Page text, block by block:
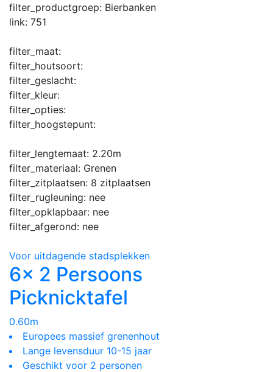
filter_productgroep: Bierbanken
link: 751
filter_maat:
filter_houtsoort:
filter_geslacht:
filter_kleur:
filter_opties:
filter_hoogstepunt:
filter_lengtemaat: 2.20m
filter_materiaal: Grenen
filter_zitplaatsen: 8 zitplaatsen
filter_rugleuning: nee
filter_opklapbaar: nee
filter_afgerond: nee
Voor uitdagende stadsplekken
6x 2 Persoons
Picknicktafel
0.60m
Europees massief grenenhout
Lange levensduur 10-15 jaar
Geschikt voor 2 personen